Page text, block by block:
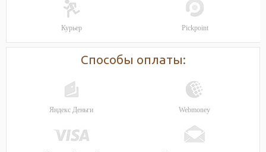
Курьер Pickpoint
Способы оплаты:
Яндекс Деньги Webmoney